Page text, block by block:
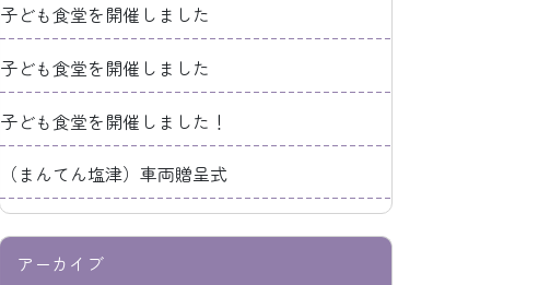
子ども食堂を開催しました
子ども食堂を開催しました
子ども食堂を開催しました！
（まんてん塩津）車両贈呈式
アーカイブ